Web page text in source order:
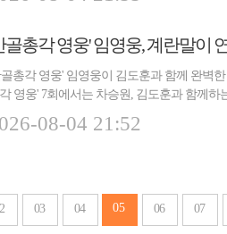
총각 영웅' 임영웅이 김도훈과 함께 완벽
영웅' 7회에서는 차승원, 김도훈과 함께
08-04 21:52
03 04 05 06 07